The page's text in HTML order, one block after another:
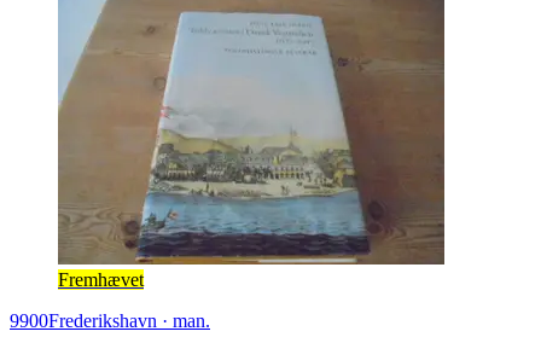
Fremhævet
9900Frederikshavn · man.